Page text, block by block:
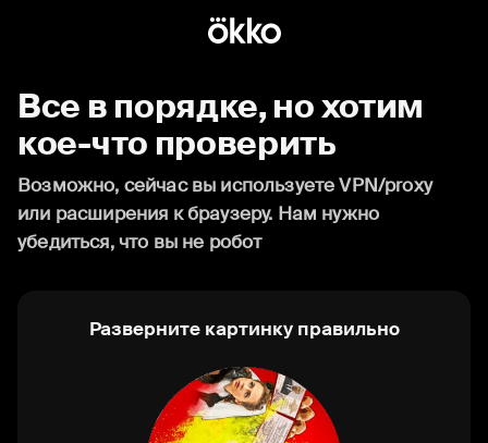
Все в порядке, но хотим
кое-что проверить
Возможно, сейчас вы используете VPN/proxy
или расширения к браузеру. Нам нужно
убедиться, что вы не робот
Разверните картинку правильно